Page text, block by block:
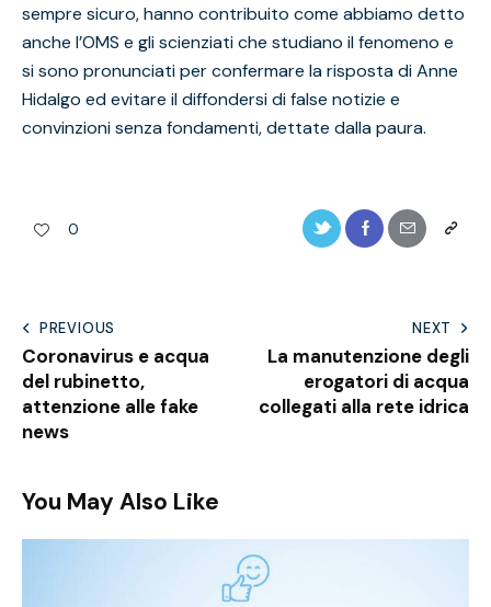
sempre sicuro, hanno contribuito come abbiamo detto
anche l’OMS e gli scienziati che studiano il fenomeno e
si sono pronunciati per confermare la risposta di Anne
Hidalgo ed evitare il diffondersi di false notizie e
convinzioni senza fondamenti, dettate dalla paura.
0
PREVIOUS
Coronavirus e acqua
del rubinetto,
attenzione alle fake
news
NEXT
La manutenzione degli
erogatori di acqua
collegati alla rete idrica
You May Also Like